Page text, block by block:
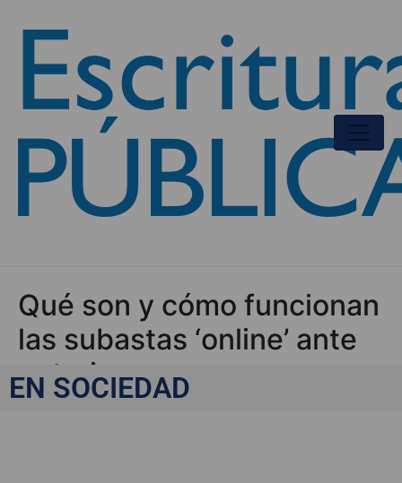
Qué son y cómo funcionan
las subastas ‘online’ ante
notario
EN SOCIEDAD